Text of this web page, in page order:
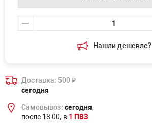
Нашли дешевле?
Доставка: 500₽
сегодня
Самовывоз: сегодня,
после 18:00, в 1 ПВЗ